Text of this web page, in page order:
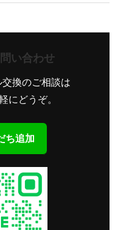
い合わせ
換のご相談は
にどうぞ。
ち追加